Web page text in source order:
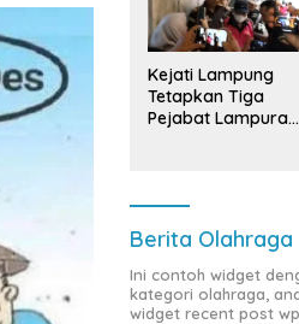
Kejati Lampung
Tetapkan Tiga
Pejabat Lampura
Berita Olahraga
Ini contoh widget
kategori olahraga,
widget recent post